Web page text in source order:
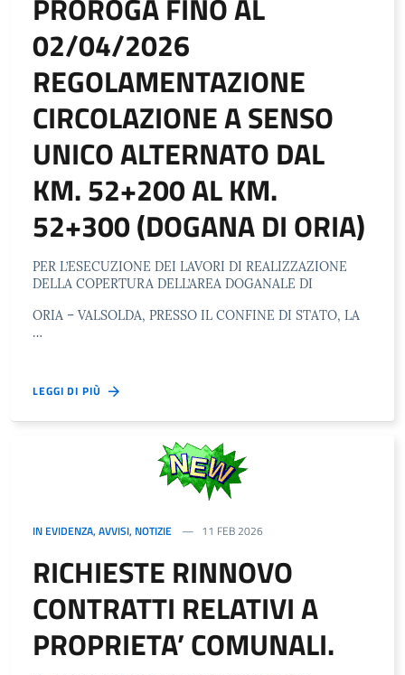
PROROGA FINO AL
02/04/2026
REGOLAMENTAZIONE
CIRCOLAZIONE A SENSO
UNICO ALTERNATO DAL
KM. 52+200 AL KM.
52+300 (DOGANA DI ORIA)
PER L’ESECUZIONE DEI LAVORI DI REALIZZAZIONE
DELLA COPERTURA DELL’AREA DOGANALE DI
ORIA – VALSOLDA, PRESSO IL CONFINE DI STATO, LA
…
LEGGI DI PIÙ
IN EVIDENZA, AVVISI, NOTIZIE 11 FEB 2026
RICHIESTE RINNOVO
CONTRATTI RELATIVI A
PROPRIETA’ COMUNALI.